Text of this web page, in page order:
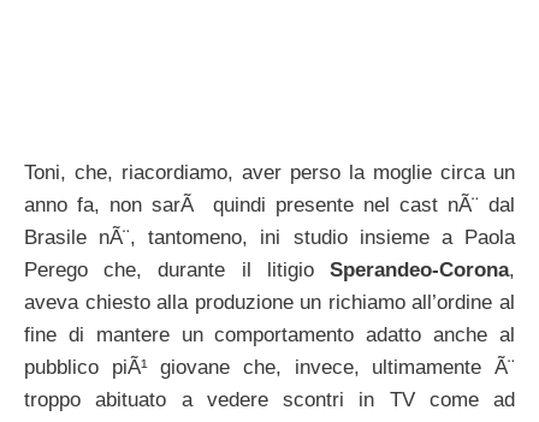
Toni, che, riacordiamo, aver perso la moglie circa un
anno fa, non sarÃ quindi presente nel cast nÃ¨ dal
Brasile nÃ¨, tantomeno, ini studio insieme a Paola
Perego che, durante il litigio Sperandeo-Corona,
aveva chiesto alla produzione un richiamo all’ordine al
fine di mantere un comportamento adatto anche al
pubblico piÃ¹ giovane che, invece, ultimamente Ã¨
troppo abituato a vedere scontri in TV come ad